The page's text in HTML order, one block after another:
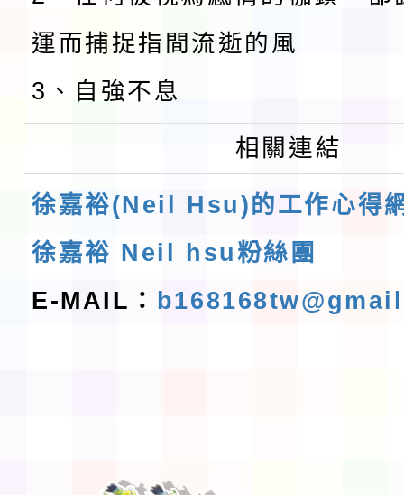
運而捕捉指間流逝的風
3、自強不息
相關連結
徐嘉裕(Neil Hsu)的工作心得
徐嘉裕 Neil hsu粉絲團
E-MAIL：